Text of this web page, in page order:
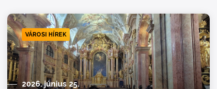
VÁROSI HÍREK
2026. június 25.